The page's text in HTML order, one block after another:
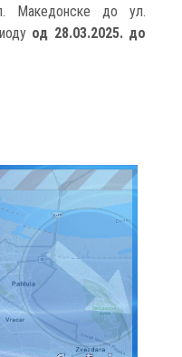
Македонске до ул.
од 28.03.2025. до